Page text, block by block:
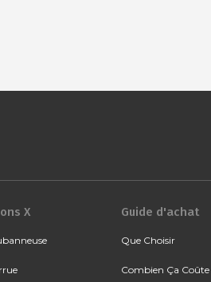
X Guide d'achat
Que Choisir
Combien Ça Coûte